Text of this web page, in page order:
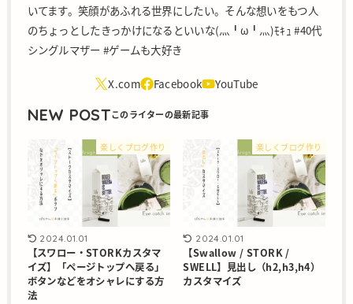
いてます。笑顔があふれる世界にしたい。そんな想いをもつ人
のちょっとしたきっかけになるといいな(灬╹ω╹灬)ﾓｷｭ #40代
シングルマザー #ゲームも大好き
NEW POST
楽しくブログ作り
2024.01.01
【スワロー・STORKカスタマ
イズ】「ページトップへ戻る」
ボタンなどをオシャレにする方
法
楽しくブログ作り
2024.01.01
【Swallow / STORK /
SWELL】見出し（h2,h3,h4）
カスタマイズ